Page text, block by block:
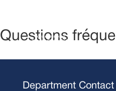
Questions
Department Contact